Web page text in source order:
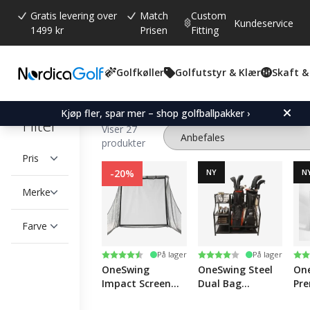
Gratis levering over
1499 kr
Match
Prisen
Custom
Fitting
Kundeservice
Golfkøller Golfutstyr & Klær Skaft &
Kjøp fler, spar mer – shop golfballpakker ›
Filter
Pris
Merke
Farve
Golf Simulatorer Simulatorpakker
Viser 27
produkter
-20%
Karakter:
4.5 av 5 mulige
På lager
OneSwing
Impact Screen
NY
Karakter:
4.0 av 5 mulige
På lager
OneSwing Steel
Dual Bag